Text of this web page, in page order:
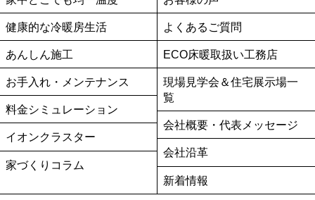
健康的な冷暖房生活
あんしん施工
お手入れ・メンテナンス
料金シミュレーション
イオンクラスター
家づくりコラム
よくあるご質問
ECO床暖取扱い工務店
現場見学会＆住宅展示場一
覧
会社概要・代表メッセージ
会社沿革
新着情報